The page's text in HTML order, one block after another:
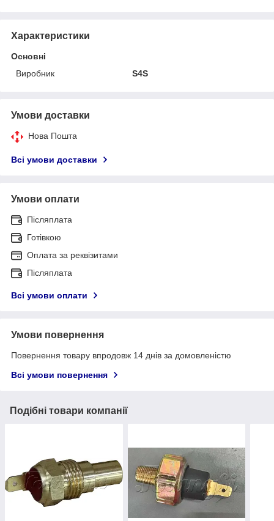
Характеристики
Основні
Виробник
S4S
Умови доставки
Нова Пошта
Всі умови доставки
Умови оплати
Післяплата
Готівкою
Оплата за реквізитами
Післяплата
Всі умови оплати
Умови повернення
Повернення товару впродовж 14 днів за домовленістю
Всі умови повернення
Подібні товари компанії